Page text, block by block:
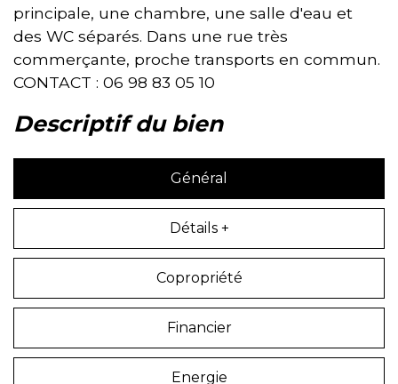
principale, une chambre, une salle d'eau et
des WC séparés. Dans une rue très
commerçante, proche transports en commun.
CONTACT : 06 98 83 05 10
descriptif du bien
Général
Détails +
Copropriété
Financier
Energie